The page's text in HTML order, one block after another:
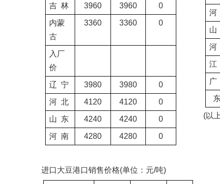
吉 林 3960 3960 0
内蒙
古
3360 3360 0
入厂
价
辽 宁 3980 3980 0
河 北 4120 4120 0
山 东 4240 4240 0
河 南 4280 4280 0
进口大豆港口销售价格(单位：元/吨)
河
山
河
江
广
(以